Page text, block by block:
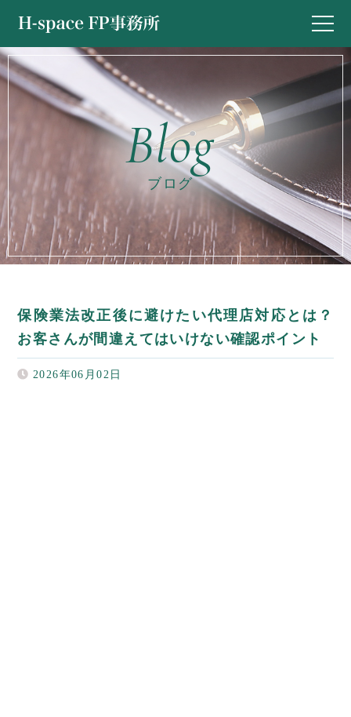
ブログ
保険業法改正後に避けたい代理店対応とは？
お客さんが間違えてはいけない確認ポイント
2026年06月02日